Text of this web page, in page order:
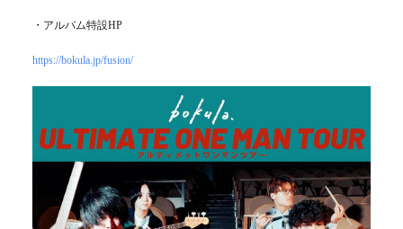
・アルバム特設HP
https://bokula.jp/fusion/